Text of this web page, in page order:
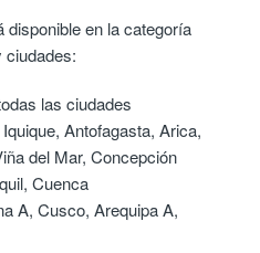
disponible en la categoría
las ciudades
Antofagasta, Arica,
del Mar, Concepción
Cuenca
A, Cusco, Arequipa A,